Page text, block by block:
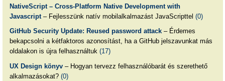
NativeScript – Cross-Platform Native Development with
Javascript– Fejlesszünk natív mobilalkalmazást JavaScripttel (0)
GitHub Security Update: Reused password attack– Érdemes
bekapcsolni a kétfaktoros azonosítást, ha a GitHub jelszavunkat más
oldalakon is újra felhasználtuk (17)
UX Design könyv– Hogyan tervezz felhasználóbarát és szerethető
alkalmazásokat? (0)